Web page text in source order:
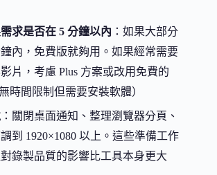
求是否在 5 分鐘以內 ：如果大部分
內，免費版就夠用。如果經常需要
片，考慮 Plus 方案或改用免費的
時間限制但需要安裝軟體）
：關閉桌面通知、整理瀏覽器分頁、
到 1920×1080 以上。這些準備工作
錄製品質的影響比工具本身更大